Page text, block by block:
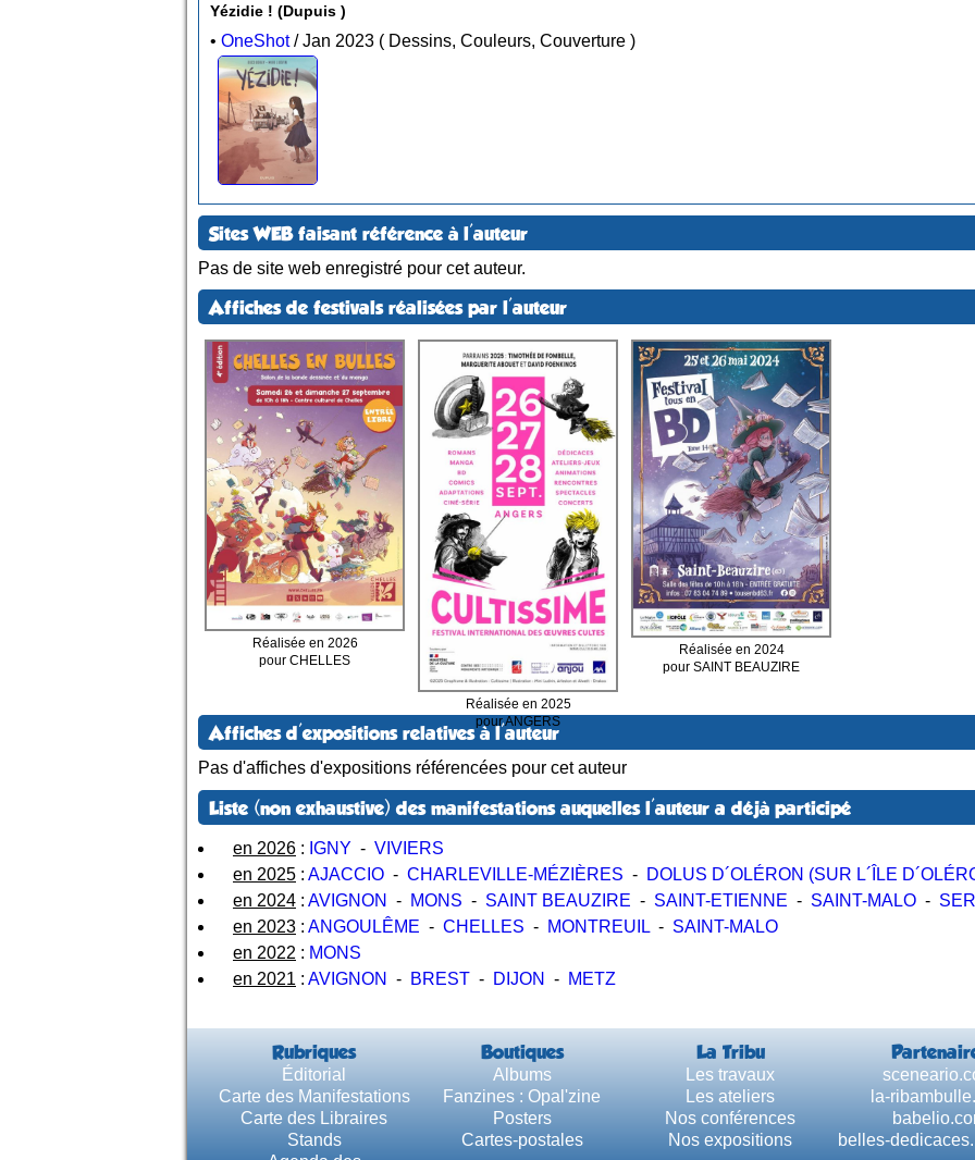
Yézidie ! (Dupuis )
• OneShot / Jan 2023 ( Dessins, Couleurs, Couverture )
Sites WEB faisant référence à l'auteur
Pas de site web enregistré pour cet auteur.
Affiches de festivals réalisées par l'auteur
Réalisée en 2026
pour CHELLES
Réalisée en 2025
pour ANGERS
Réalisée en 2024
pour SAINT BEAUZIRE
Affiches d'expositions relatives à l'auteur
Pas d'affiches d'expositions référencées pour cet auteur
Liste (non exhaustive) des manifestations auquelles l'auteur a déjà participé
en 2026 : IGNY - VIVIERS
en 2025 : AJACCIO - CHARLEVILLE-MÉZIÈRES - DOLUS D´OLÉRON (SUR L´ÎLE
en 2024 : AVIGNON - MONS - SAINT BEAUZIRE - SAINT-ETIENNE - SAINT-MALO -
en 2023 : ANGOULÊME - CHELLES - MONTREUIL - SAINT-MALO
en 2022 : MONS
en 2021 : AVIGNON - BREST - DIJON - METZ
Rubriques Boutiques La Tribu
Éditorial Albums Les travaux
Carte des Manifestations
Fanzines : Opal'zine Les ateliers
la-
Carte des Libraires
Posters Nos conférences
Stands
Cartes-postales Nos expositions
belles-